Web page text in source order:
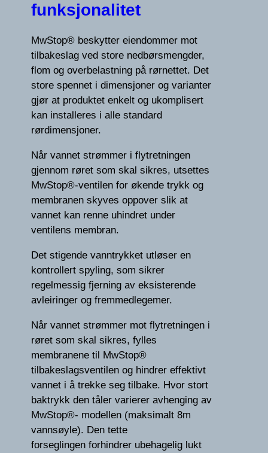
funksjonalitet
MwStop® beskytter eiendommer mot
tilbakeslag ved store nedbørsmengder,
flom og overbelastning på rørnettet. Det
store spennet i dimensjoner og varianter
gjør at produktet enkelt og ukomplisert
kan installeres i alle standard
rørdimensjoner.
Når vannet strømmer i flytretningen
gjennom røret som skal sikres, utsettes
MwStop®-ventilen for økende trykk og
membranen skyves oppover slik at
vannet kan renne uhindret under
ventilens membran.
Det stigende vanntrykket utløser en
kontrollert spyling, som sikrer
regelmessig fjerning av eksisterende
avleiringer og fremmedlegemer.
Når vannet strømmer mot flytretningen i
røret som skal sikres, fylles
membranene til MwStop®
tilbakeslagsventilen og hindrer effektivt
vannet i å trekke seg tilbake. Hvor stort
baktrykk den tåler varierer avhenging av
MwStop®- modellen (maksimalt 8m
vannsøyle). Den tette
forseglingen forhindrer ubehagelig lukt